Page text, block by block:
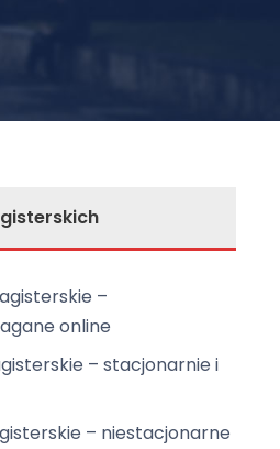
–
online
– stacjonarnie i
– niestacjonarne